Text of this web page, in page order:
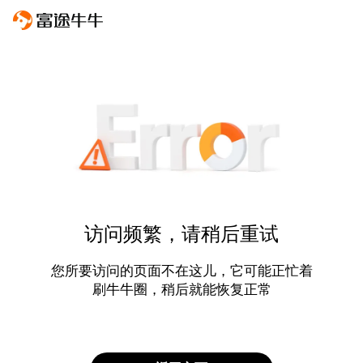
访问频繁，请稍后重试
您所要访问的页面不在这儿，它可能正忙着
刷牛牛圈，稍后就能恢复正常